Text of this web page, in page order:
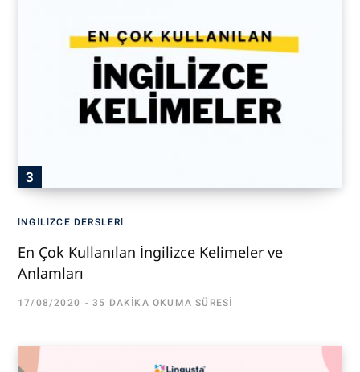
İNGILIZCE DERSLERI
En Çok Kullanılan İngilizce Kelimeler ve
Anlamları
17/08/2020 35 DAKIKA OKUMA SÜRESI